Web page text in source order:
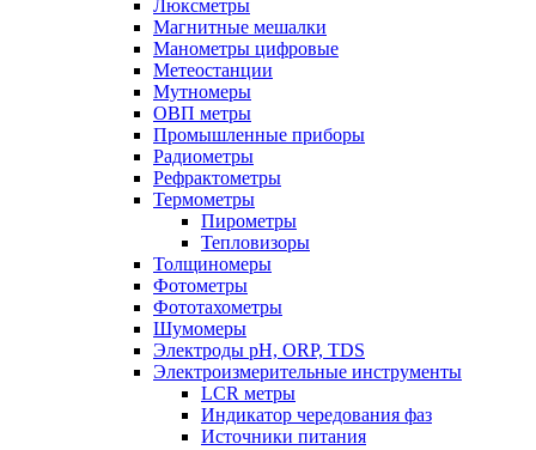
Люксметры
Магнитные мешалки
Манометры цифровые
Метеостанции
Мутномеры
ОВП метры
Промышленные приборы
Радиометры
Рефрактометры
Термометры
Пирометры
Тепловизоры
Толщиномеры
Фотометры
Фототахометры
Шумомеры
Электроды pH, ORP, TDS
Электроизмерительные инструменты
LCR метры
Индикатор чередования фаз
Источники питания